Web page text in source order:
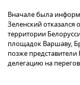
Вначале была
Зеленский отказался
территории
площадок Варшаву,
позже
делегацию на